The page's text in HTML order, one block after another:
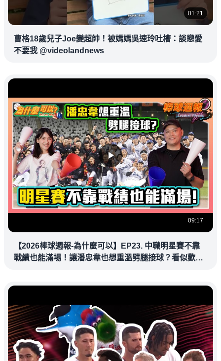
01:21
曹格18歲兒子Joe變超帥！被媽媽吳速玲吐槽：談戀愛
不要我 @videolandnews
09:17
【2026棒球週報-為什麼可以】EP23. 中職明星賽不靠
戰績也能滿場！讓潘忠韋也想重溫劈腿接球？看似歡樂